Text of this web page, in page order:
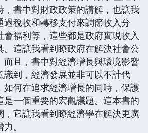
，書中對財政政策的講解，也讓我
過稅收和轉移支付來調節收入分
會福利等，這些都是政府實現收入
。這讓我看到瞭政府在解決社會公
而且，書中對經濟增長與環境影響
識到，經濟發展並非可以不計代
如何在追求經濟增長的同時，保護
是一個重要的宏觀議題。這本書的
，它讓我看到瞭經濟學在解決更廣
。